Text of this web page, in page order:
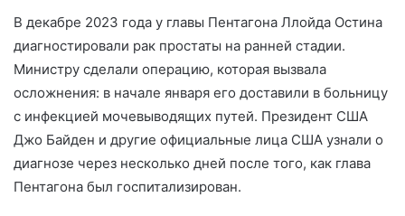
В декабре 2023 года у главы Пентагона Ллойда Остина
диагностировали рак простаты на ранней стадии.
Министру сделали операцию, которая вызвала
осложнения: в начале января его доставили в больницу
с инфекцией мочевыводящих путей. Президент США
Джо Байден и другие официальные лица США узнали о
диагнозе через несколько дней после того, как глава
Пентагона был госпитализирован.